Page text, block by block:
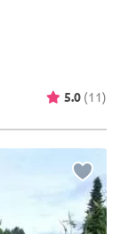
5.0 (11)